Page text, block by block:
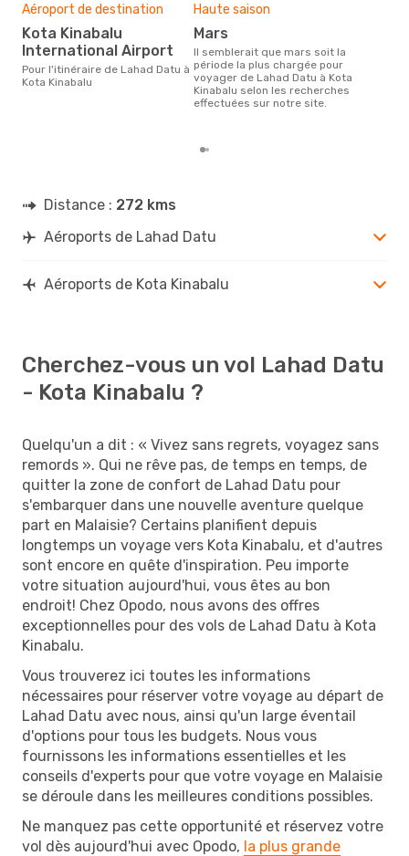
Aéroport de destination
Kota Kinabalu
International Airport
Pour l'itinéraire de Lahad Datu à
Kota Kinabalu
Haute saison
mars
Il semblerait que mars soit la
période la plus chargée pour
voyager de Lahad Datu à Kota
Kinabalu selon les recherches
effectuées sur notre site.
Distance : 272 kms
Aéroports de Lahad Datu
Aéroports de Kota Kinabalu
Cherchez-vous un vol Lahad Datu
- Kota Kinabalu ?
Quelqu'un a dit : « Vivez sans regrets, voyagez sans
remords ». Qui ne rêve pas, de temps en temps, de
quitter la zone de confort de Lahad Datu pour
s'embarquer dans une nouvelle aventure quelque
part en Malaisie? Certains planifient depuis
longtemps un voyage vers Kota Kinabalu, et d'autres
sont encore en quête d'inspiration. Peu importe
votre situation aujourd'hui, vous êtes au bon
endroit! Chez Opodo, nous avons des offres
exceptionnelles pour des vols de Lahad Datu à Kota
Kinabalu.
Vous trouverez ici toutes les informations
nécessaires pour réserver votre voyage au départ de
Lahad Datu avec nous, ainsi qu'un large éventail
d'options pour tous les budgets. Nous vous
fournissons les informations essentielles et les
conseils d'experts pour que votre voyage en Malaisie
se déroule dans les meilleures conditions possibles.
Ne manquez pas cette opportunité et réservez votre
vol dès aujourd'hui avec Opodo, la plus grande